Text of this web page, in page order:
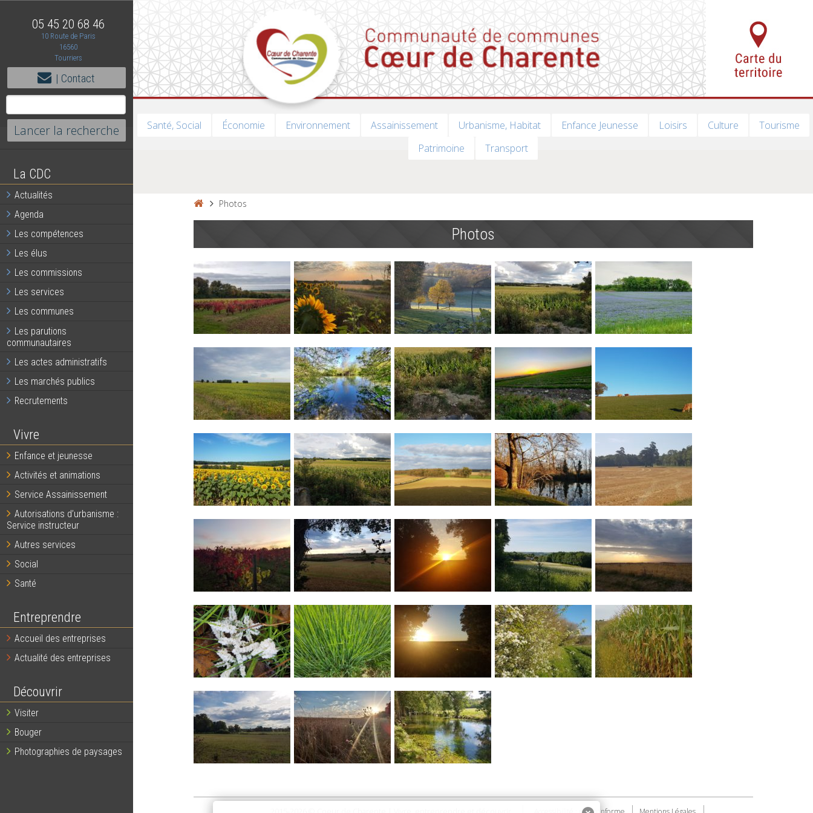
05 45 20 68 46
10 Route de Paris
16560
Tourriers
| Contact
La CDC
Actualités
Agenda
Les compétences
Les élus
Les commissions
Les services
Les communes
Les parutions
communautaires
Les actes administratifs
Les marchés publics
Recrutements
Vivre
Enfance et jeunesse
Activités et animations
Service Assainissement
Autorisations d’urbanisme :
Service instructeur
Autres services
Social
Santé
Entreprendre
Accueil des entreprises
Actualité des entreprises
Découvrir
Visiter
Bouger
Photographies de paysages
Santé, Social Économie Environnement Assainissement Urbanisme, Habitat Enfance Jeunesse Loisirs Culture
Tourisme
Patrimoine
Transport
Photos
Photos